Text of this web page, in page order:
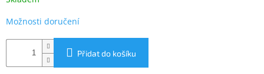
www.inpraise.cz
a
Možnosti doručení
Přidat do košíku